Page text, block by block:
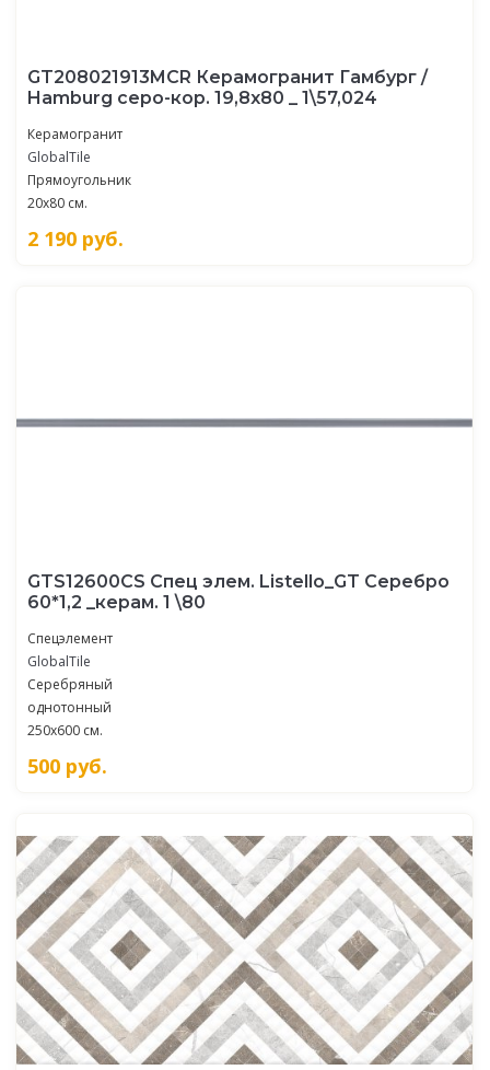
GT208021913MСR Керамогранит Гамбург /
Hamburg серо-кор. 19,8x80 _ 1\57,024
Керамогранит
GlobalTile
Прямоугольник
20x80 см.
2 190 руб.
GTS12600CS Спец элем. Listello_GT Серебро
60*1,2 _керам. 1 \80
Спецэлемент
GlobalTile
Серебряный
однотонный
250x600 см.
500 руб.